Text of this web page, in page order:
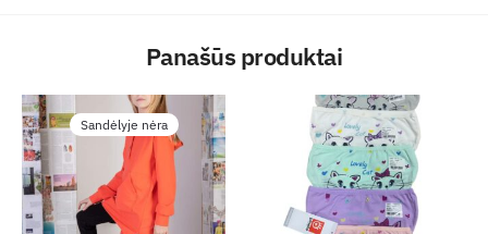
Panašūs produktai
Sandėlyje nėra